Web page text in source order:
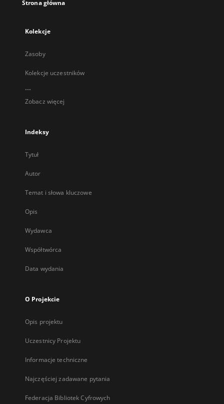
Strona główna
Kolekcje
Zasoby
Kolekcje uczestników
...
Zobacz więcej
Indeksy
Tytuł
Autor
Temat i słowa kluczowe
Opis
Wydawca
Współtwórca
Data wydania
O Projekcie
Opis projektu
Uczestnicy Projektu
Informacje techniczne
Najczęściej zadawane pytania
Federacja Bibliotek Cyfrowych